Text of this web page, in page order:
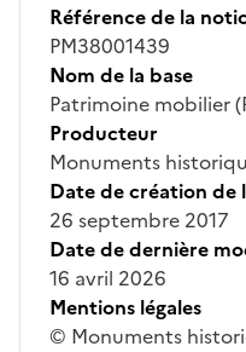
Référence de la
PM38001439
Nom de la base
Patrimoine mobilier
Producteur
Monuments
Date de création de
26 septembre 2017
Date de dernière
16 avril 2026
Mentions légales
© Monuments